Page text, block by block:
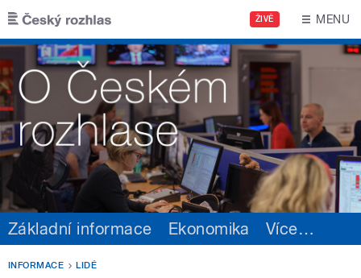
Přejít k hlavnímu obsahu
ŽIVĚ MENU
Základní informace Ekonomika Více…
INFORMACE LIDÉ